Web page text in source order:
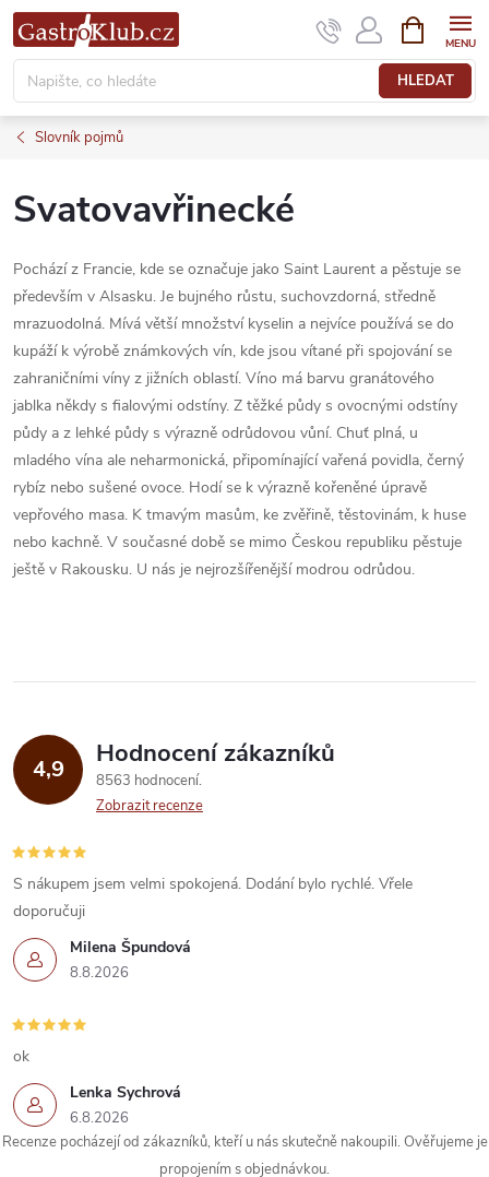
Přejít
na
obsah
HLEDAT
NÁKUPNÍ
KOŠÍK
Slovník pojmů
Svatovavřinecké
Pochází z Francie, kde se označuje jako Saint Laurent a pěstuje se
především v Alsasku. Je bujného růstu, suchovzdorná, středně
mrazuodolná. Mívá větší množství kyselin a nejvíce používá se do
kupáží k výrobě známkových vín, kde jsou vítané při spojování se
zahraničními víny z jižních oblastí. Víno má barvu granátového
jablka někdy s fialovými odstíny. Z těžké půdy s ovocnými odstíny
půdy a z lehké půdy s výrazně odrůdovou vůní. Chuť plná, u
mladého vína ale neharmonická, připomínající vařená povidla, černý
rybíz nebo sušené ovoce. Hodí se k výrazně kořeněné úpravě
vepřového masa. K tmavým masům, ke zvěřině, těstovinám, k huse
nebo kachně. V současné době se mimo Českou republiku pěstuje
ještě v Rakousku. U nás je nejrozšířenější modrou odrůdou.
4,9 Hodnocení zákazníků
8563 hodnocení
Zobrazit recenze
Milena Špundová
8.8.2026
S nákupem jsem velmi spokojená. Dodání bylo rychlé. Vřele
doporučuji
Lenka Sychrová
6.8.2026
ok
Recenze pocházejí od zákazníků, kteří u nás skutečně nakoupili. Ověřujeme je
propojením s objednávkou.